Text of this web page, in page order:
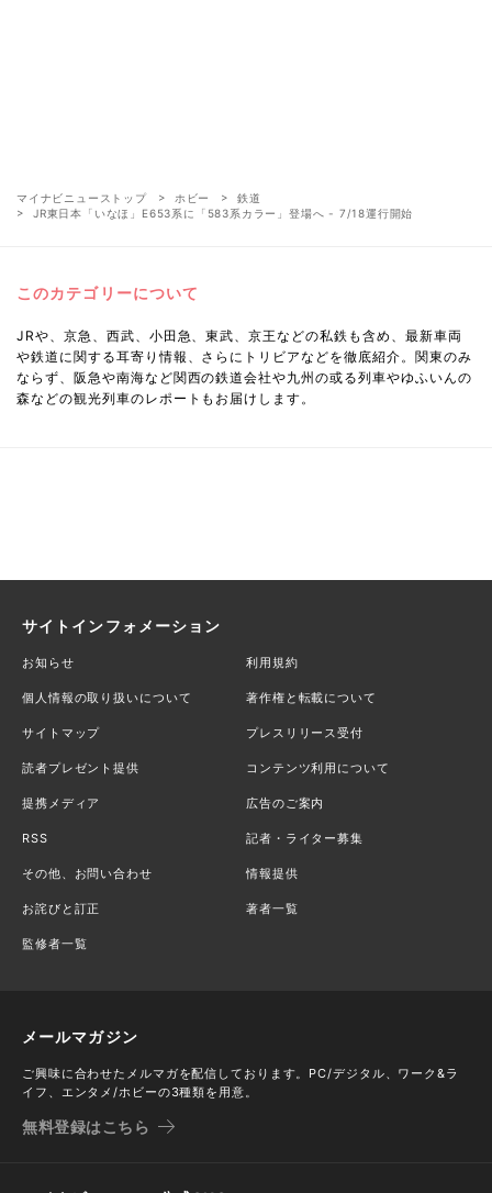
マイナビニューストップ ホビー
鉄道
JR東日本「いなほ」E653系に「583系カラー」登場へ - 7/18運行開始
このカテゴリーについて
JRや、京急、西武、小田急、東武、京王などの私鉄も含め、最新車両
や鉄道に関する耳寄り情報、さらにトリビアなどを徹底紹介。関東のみ
ならず、阪急や南海など関西の鉄道会社や九州の或る列車やゆふいんの
森などの観光列車のレポートもお届けします。
サイトインフォメーション
お知らせ 利用規約
個人情報の取り扱いについて 著作権と転載について
サイトマップ プレスリリース受付
読者プレゼント提供 コンテンツ利用について
提携メディア 広告のご案内
RSS 記者・ライター募集
その他、お問い合わせ 情報提供
お詫びと訂正 著者一覧
監修者一覧
メールマガジン
ご興味に合わせたメルマガを配信しております。PC/デジタル、ワーク&ラ
イフ、エンタメ/ホビーの3種類を用意。
無料登録はこちら